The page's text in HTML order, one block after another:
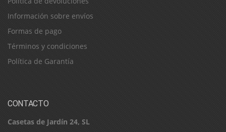
Información sobre envíos
Formas de pago
Términos y condiciones
Política de Garantía
CONTACTO
Casetas de Jardín 24, SL